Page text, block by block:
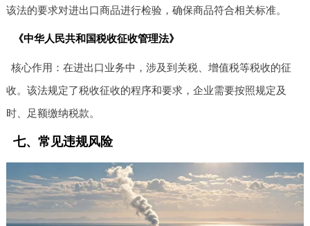
该法的要求对进出口商品进行检验，确保商品符合相关标准。
《中华人民共和国税收征收管理法》
核心作用：在进出口业务中，涉及到关税、增值税等税收的征
收。该法规定了税收征收的程序和要求，企业需要按照规定及
时、足额缴纳税款。
七、常见违规风险